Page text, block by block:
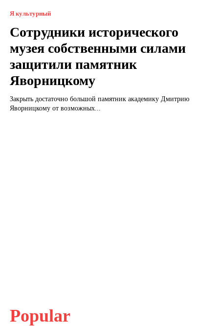
Я культурный
Сотрудники исторического
музея собственными силами
защитили памятник
Яворницкому
Закрыть достаточно большой памятник академику Дмитрию
Яворницкому от возможных...
Popular